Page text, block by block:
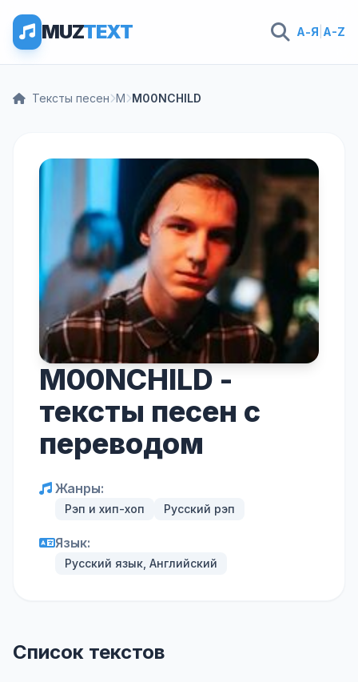
MUZTEXT А-Я A-Z
Тексты песен M M00NCHILD
M00NCHILD -
тексты песен с
переводом
Жанры:
Рэп и хип-хоп Русский рэп
Язык:
Русский язык, Английский
Список текстов